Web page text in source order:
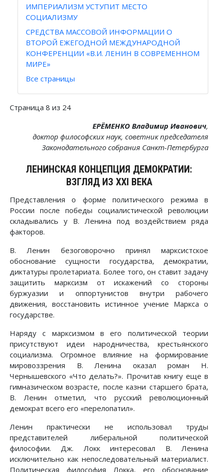
ИМПЕРИАЛИЗМ УСТУПИТ МЕСТО
СОЦИАЛИЗМУ
СРЕДСТВА МАССОВОЙ ИНФОРМАЦИИ О
ВТОРОЙ ЕЖЕГОДНОЙ МЕЖДУНАРОДНОЙ
КОНФЕРЕНЦИИ «В.И. ЛЕНИН В СОВРЕМЕННОМ
МИРЕ»
Все страницы
Страница 8 из 24
ЕРЁМЕНКО Владимир Иванович,
доктор философских наук, советник председателя
Законодательного собрания Санкт-Петербурга
ЛЕНИНСКАЯ КОНЦЕПЦИЯ ДЕМОКРАТИИ:
ВЗГЛЯД ИЗ XXI ВЕКА
Представления о форме политического режима в
России после победы социалистической революции
складывались у В. Ленина под воздействием ряда
факторов.
В. Ленин безоговорочно принял марксистское
обоснование сущности государства, демократии,
диктатуры пролетариата. Более того, он ставит задачу
защитить марксизм от искажений со стороны
буржуазии и оппортунистов внутри рабочего
движения, восстановить истинное учение Маркса о
государстве.
Наряду с марксизмом в его политической теории
присутствуют идеи народничества, крестьянского
социализма. Огромное влияние на формирование
мировоззрения В. Ленина оказал роман Н.
Чернышевского «Что делать?». Прочитав книгу еще в
гимназическом возрасте, после казни старшего брата,
В. Ленин отметил, что русский революционный
демократ всего его «перелопатил».
Ленин практически не использовал труды
представителей либеральной политической
философии. Дж. Локк интересовал В. Ленина
исключительно как непоследовательный материалист.
Политическая философия Локка, его обоснование